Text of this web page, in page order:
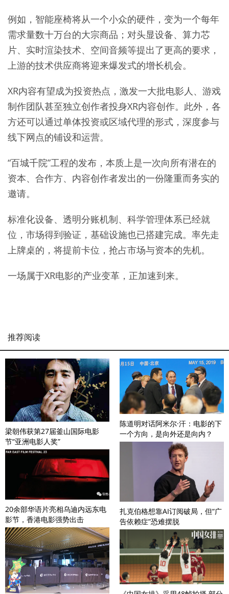
例如，智能座椅将从一个小众的硬件，变为一个每年
需求量数十万台的大宗商品；对头显设备、算力芯
片、实时渲染技术、空间音频等提出了更高的要求，
上游的技术供应商将迎来爆发式的增长机会。
XR内容有望成为投资热点，激发一大批电影人、游戏
制作团队甚至独立创作者投身XR内容创作。此外，各
方还可以通过单体投资或区域代理的形式，深度参与
线下网点的铺设和运营。
“百城千院”工程的发布，本质上是一次向所有潜在的
资本、合作方、内容创作者发出的一份隆重而务实的
邀请。
标准化设备、透明分账机制、科学管理体系已经就
位，市场得到验证，基础设施也已搭建完成。率先走
上牌桌的，将提前卡位，抢占市场与资本的先机。
一场属于XR电影的产业变革，正加速到来。
推荐阅读
梁朝伟获第27届釜山国际电影
节“亚洲电影人奖”
20余部华语片亮相乌迪内远东电
影节，香港电影强势出击
陈道明对话阿米尔·汗：电影的下
一个方向，是向外还是向内？
扎克伯格想靠AI订阅破局，但“广
告依赖症”恐难摆脱